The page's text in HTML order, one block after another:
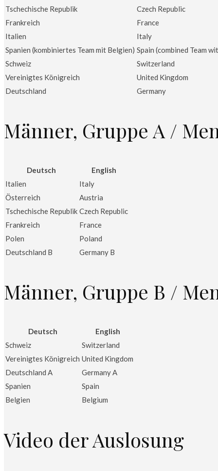
Tschechische Republik
Czech Republic
Frankreich
France
Italien
Italy
Spanien (kombiniertes Team mit Belgien) Spain (combined Team
Schweiz
Switzerland
Vereinigtes Königreich
United Kingdom
Deutschland
Germany
Männer, Gruppe A /
Deutsch
English
Italien
Italy
Österreich
Austria
Tschechische Republik Czech Republic
Frankreich
France
Polen
Poland
Deutschland B
Germany B
Männer, Gruppe B /
Deutsch
English
Schweiz
Switzerland
Vereinigtes Königreich United Kingdom
Deutschland A
Germany A
Spanien
Spain
Belgien
Belgium
Video der Auslosung